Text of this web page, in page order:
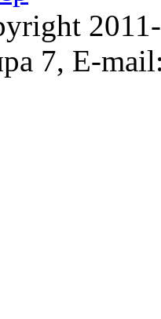
7, E-mail: